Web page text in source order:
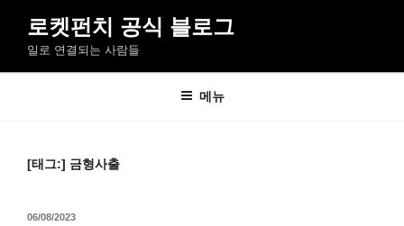
로
로켓펀치 공식 블로그
일로 연결되는 사람들
메뉴
[태그:] 금형사출
작
06/08/2023